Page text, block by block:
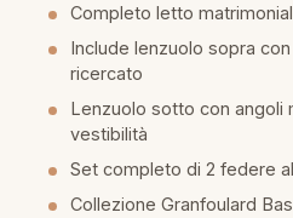
Completo letto
Include lenzuolo sopra
ricercato
Lenzuolo sotto con angoli
vestibilità
Set completo di 2 federe
Collezione Granfoulard